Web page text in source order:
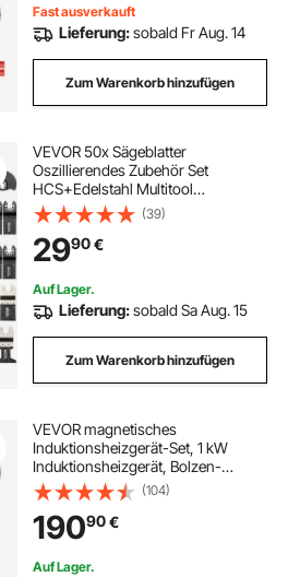
Fast ausverkauft
Lieferung:sobald Fr Aug. 14
Zum Warenkorb hinzufügen
VEVOR 50x Sägeblatter
Oszillierendes Zubehör Set
HCS+Edelstahl Multitool
Segmentsägeblatt 1-3/4 Zoll 1-3/8
Zoll 3-1/2 Zoll
Multifunktionswerkzeug Zubehör
Set für bevorzugten
Werkzeugmarken
(39)
2990€
Auf Lager.
Lieferung:sobald Sa Aug. 15
Zum Warenkorb hinzufügen
VEVOR magnetisches
Induktionsheizgerät-Set, 1 kW
Induktionsheizgerät, Bolzen-
Induktionsheizgerät mit 10
Induktionsspulen, Induktionsheizer-
Bolzenentferner zum Entfernen von
Bolzen und Muttern
(104)
19090€
Auf Lager.